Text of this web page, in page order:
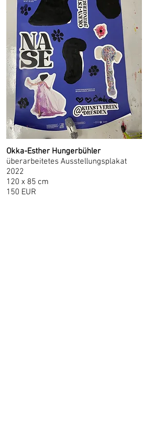
Okka-Esther Hungerbühler
überarbeitetes Ausstellungsplakat
2022
120 x 85 cm
150 EUR